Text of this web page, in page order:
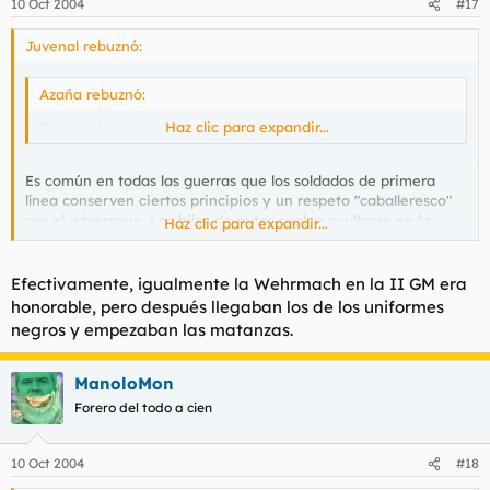
10 Oct 2004 #17
Juvenal rebuznó:
Azaña rebuznó:
Paz, piedad y perdónHaz clic para expandir...
Es común en todas las guerras que los soldados de primera
línea conserven ciertos principios y un respeto "caballeresco"
por el adversario. Los hijos de putas suelen ocultarse en la
retaguardia y suelen rendirse sin pegar un tiro. Como muestra,
Haz clic para expandir...
Efectivamente, igualmente la Wehrmach en la II GM era
honorable, pero después llegaban los de los uniformes
negros y empezaban las matanzas.
ManoloMon
Forero del todo a cien
10 Oct 2004 #18